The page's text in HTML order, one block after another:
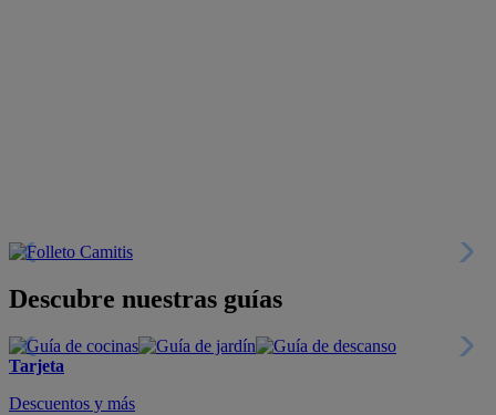
Descubre nuestras guías
Tarjeta
Descuentos y más